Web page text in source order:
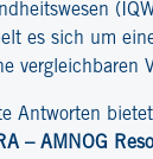
es sich um
vergleichbaren
Antworten
– AMNOG